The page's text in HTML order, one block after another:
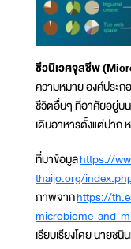
ชีวนิเวศจุลชีพ
ความหมาย องค์ประก
ชีวิตอื่นๆ ที่อาศัยอยู่บน
เดินอาหารตั้งแต่ปาก
ที่มาข้อมูลhttps://
thaijo.org/
ภาพจากhttps://
microbiome-and-
เรียบเรียงโดย นายช